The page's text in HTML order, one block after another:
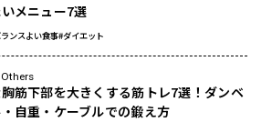
メニュー7選
ンスよい食事#ダイエット
Others
筋下部を大きくする筋トレ7選！ダンベ
自重・ケーブルでの鍛え方